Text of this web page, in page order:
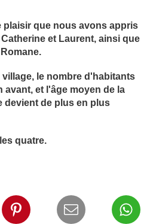
plaisir que nous avons appris
et Laurent, ainsi que
le nombre d'habitants
avant, et l'âge moyen de la
devient de plus en plus
quatre.